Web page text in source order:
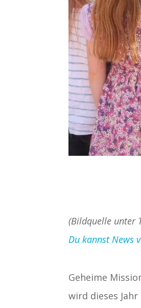
(Bildquelle unter
Du kannst News
Geheime
wird dieses